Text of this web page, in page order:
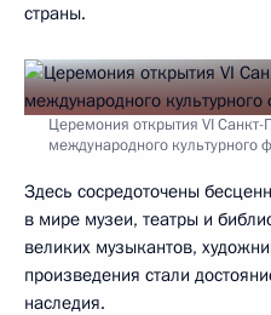
страны.
Церемония открытия VI Санкт-
международного культурного
Здесь сосредоточены
в мире музеи, театры и
великих музыкантов,
произведения стали
наследия.